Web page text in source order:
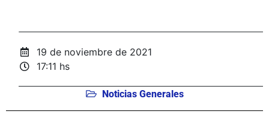
19 de noviembre de 2021
17:11 hs
Noticias Generales